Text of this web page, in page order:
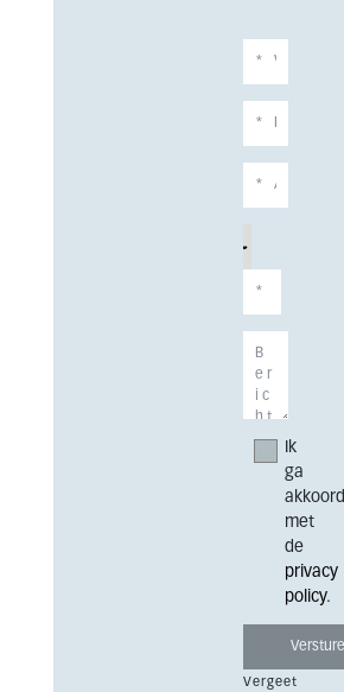
Ik
ga
akkoord
met
de
privacy
policy.
Vergeet